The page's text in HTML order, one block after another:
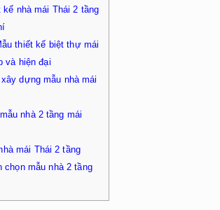
kế nhà mái Thái 2 tầng
thiết kế biệt thự mái
và hiện đại
dựng mẫu nhà mái
nhà 2 tầng mái
mái Thái 2 tầng
chọn mẫu nhà 2 tầng